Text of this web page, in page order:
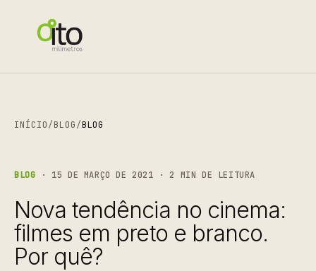
INÍCIO/BLOG/BLOG
BLOG · 15 DE MARÇO DE 2021 · 2 MIN DE LEITURA
Nova tendência no cinema:
filmes em preto e branco.
Por quê?